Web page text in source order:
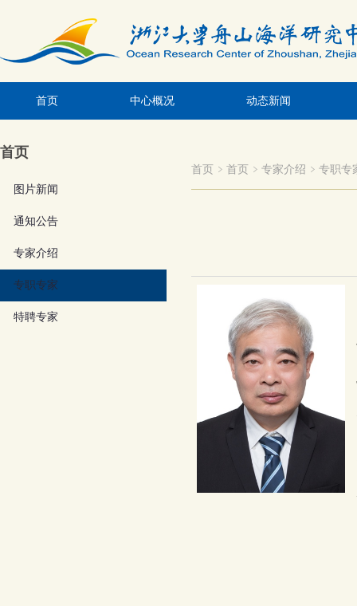
首页 中心概况 动态新闻
首页
图片新闻
通知公告
专家介绍
专职专家
特聘专家
首页 首页 专家介绍 专职专